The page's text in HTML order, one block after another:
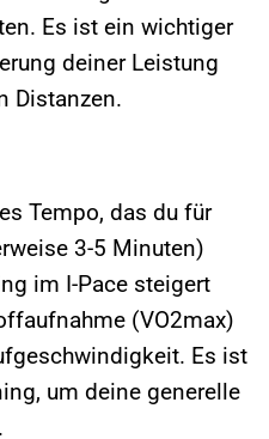
Es ist ein wichtiger
deiner Leistung
Distanzen.
Tempo, das du für
3-5 Minuten)
im I-Pace steigert
(VO2max)
Es ist
um deine generelle